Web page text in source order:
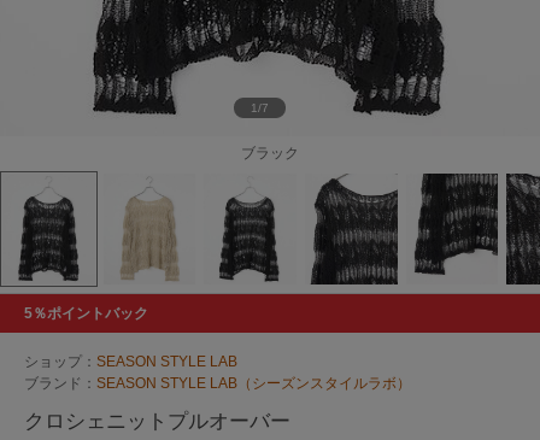
ブラック
1/7
5％ポイントバック
ショップ： SEASON STYLE LAB
ブランド： SEASON STYLE LAB（シーズンスタイルラボ）
クロシェニットプルオーバー